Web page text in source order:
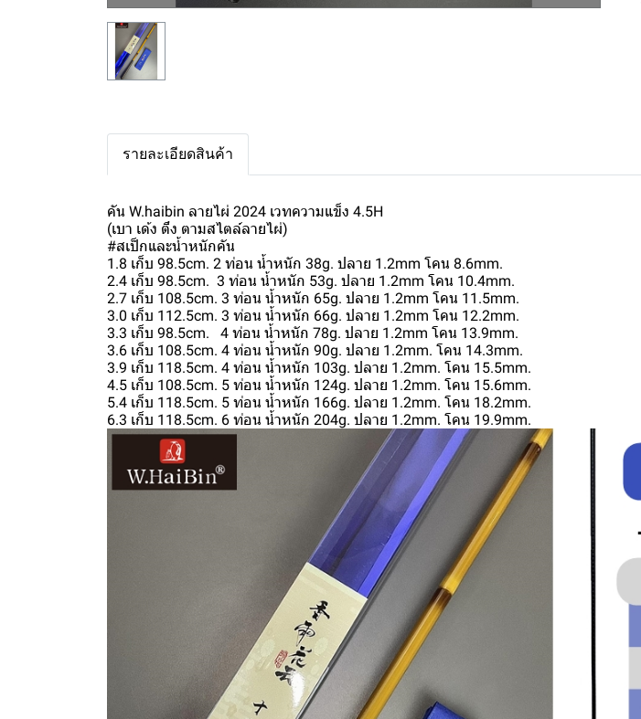
รายละเอียดสินค้า
คัน W.haibin ลายไผ่ 2024 เวทความแข็ง 4.5H
(เบา เด้ง ตึง ตามสไตล์ลายไผ่)
#สเป็กและน้ำหนักคัน
1.8 เก็บ 98.5cm. 2 ท่อน น้ำหนัก 38g. ปลาย 1.2mm โคน 8.6mm.
2.4 เก็บ 98.5cm. 3 ท่อน น้ำหนัก 53g. ปลาย 1.2mm โคน 10.4mm.
2.7 เก็บ 108.5cm. 3 ท่อน น้ำหนัก 65g. ปลาย 1.2mm โคน 11.5mm.
3.0 เก็บ 112.5cm. 3 ท่อน น้ำหนัก 66g. ปลาย 1.2mm โคน 12.2mm.
3.3 เก็บ 98.5cm. 4 ท่อน น้ำหนัก 78g. ปลาย 1.2mm โคน 13.9mm.
3.6 เก็บ 108.5cm. 4 ท่อน น้ำหนัก 90g. ปลาย 1.2mm. โคน 14.3mm.
3.9 เก็บ 118.5cm. 4 ท่อน น้ำหนัก 103g. ปลาย 1.2mm. โคน 15.5mm.
4.5 เก็บ 108.5cm. 5 ท่อน น้ำหนัก 124g. ปลาย 1.2mm. โคน 15.6mm.
5.4 เก็บ 118.5cm. 5 ท่อน น้ำหนัก 166g. ปลาย 1.2mm. โคน 18.2mm.
6.3 เก็บ 118.5cm. 6 ท่อน น้ำหนัก 204g. ปลาย 1.2mm. โคน 19.9mm.